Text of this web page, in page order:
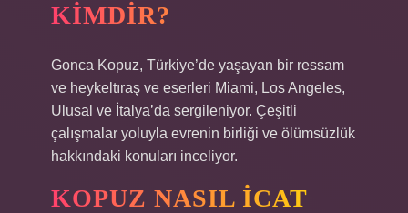
KIMDIR?
Gonca Kopuz, Türkiye’de yaşayan bir ressam
ve heykeltıraş ve eserleri Miami, Los Angeles,
Ulusal ve İtalya’da sergileniyor. Çeşitli
çalışmalar yoluyla evrenin birliği ve ölümsüzlük
hakkındaki konuları inceliyor.
KOPUZ NASIL ICAT